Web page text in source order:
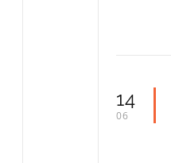
14
06